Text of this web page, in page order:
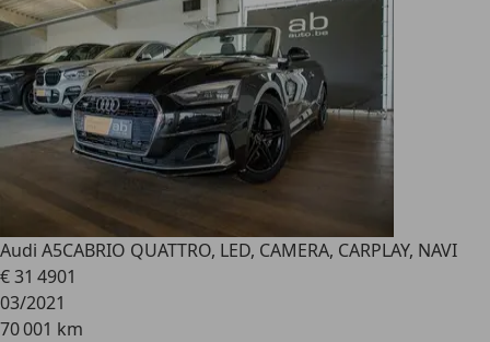
Audi A5CABRIO QUATTRO, LED, CAMERA, CARPLAY, NAVI
€ 31 4901
03/2021
70 001 km